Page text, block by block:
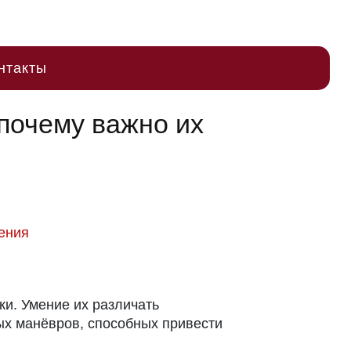
важно их
Умение их различать
манёвров, способных привести